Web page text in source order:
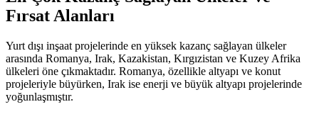
Fırsat Alanları
Yurt dışı inşaat projelerinde en yüksek kazanç sağlayan ülkeler
arasında Romanya, Irak, Kazakistan, Kırgızistan ve Kuzey Afrika
ülkeleri öne çıkmaktadır. Romanya, özellikle altyapı ve konut
projeleriyle büyürken, Irak ise enerji ve büyük altyapı projelerinde
yoğunlaşmıştır.